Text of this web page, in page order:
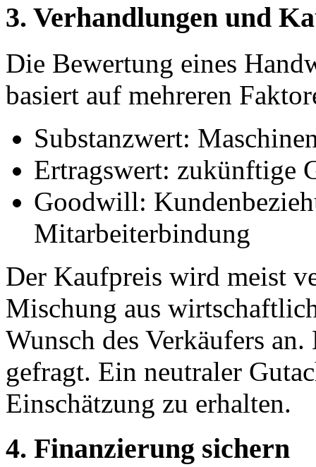
3. Verhandlungen und
Die Bewertung eines
basiert auf mehreren
Substanzwert:
Ertragswert: zukünftige
Goodwill:
Mitarbeiterbindung
Der Kaufpreis wird meist
Mischung aus
Wunsch des Verkäufers
gefragt. Ein neutraler
Einschätzung zu erhalten.
4. Finanzierung sichern